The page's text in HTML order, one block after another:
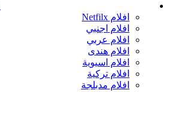
افلام Netfilx
افلام اجنبي
افلام عربي
افلام هندى
افلام اسيوية
افلام تركية
افلام مدبلجة